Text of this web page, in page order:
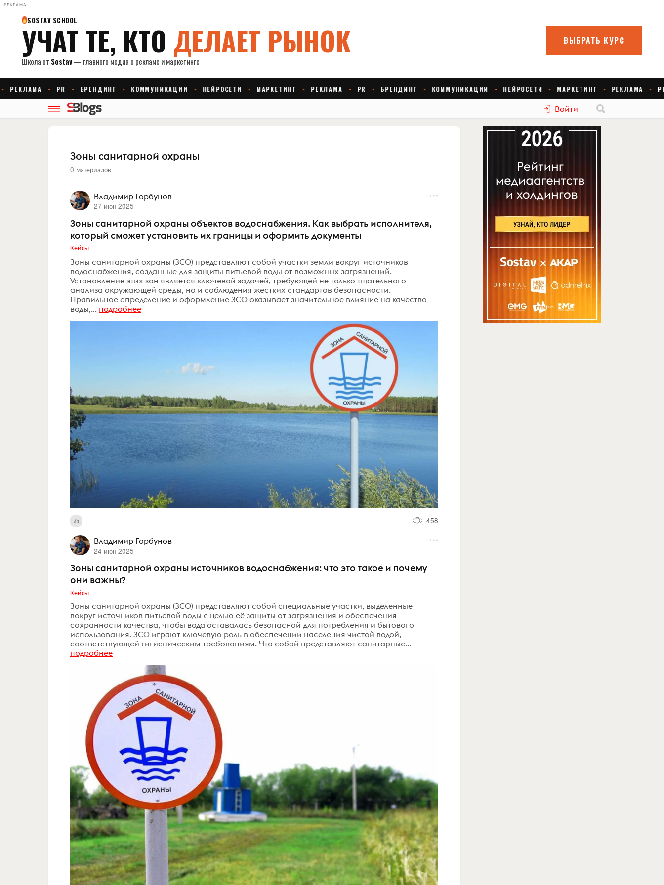
РЕКЛАМА
Войти
Зоны санитарной охраны
0 материалов
Владимир Горбунов
27 июн 2025
Зоны санитарной охраны объектов водоснабжения. Как выбрать исполнителя,
который сможет установить их границы и оформить документы
Кейсы
Зоны санитарной охраны (ЗСО) представляют собой участки земли вокруг источников
водоснабжения, созданные для защиты питьевой воды от возможных загрязнений.
Установление этих зон является ключевой задачей, требующей не только тщательного
анализа окружающей среды, но и соблюдения жестких стандартов безопасности.
Правильное определение и оформление ЗСО оказывает значительное влияние на качество
воды,... подробнее
458
Владимир Горбунов
24 июн 2025
Зоны санитарной охраны источников водоснабжения: что это такое и почему
они важны?
Кейсы
Зоны санитарной охраны (ЗСО) представляют собой специальные участки, выделенные
вокруг источников питьевой воды с целью её защиты от загрязнения и обеспечения
сохранности качества, чтобы вода оставалась безопасной для потребления и бытового
использования. ЗСО играют ключевую роль в обеспечении населения чистой водой,
соответствующей гигиеническим требованиям. Что собой представляют санитарные...
подробнее